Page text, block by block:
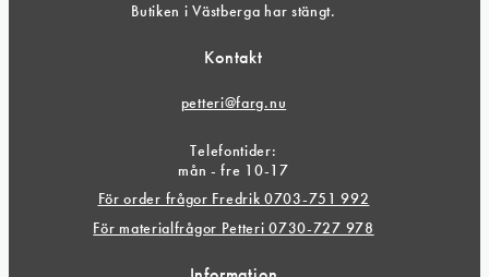
Butiken i Västberga har stängt.
Kontakt
petteri@farg.nu
Telefontider:
mån - fre 10-17
För order frågor Fredrik 0703-751 992
För materialfrågor Petteri 0730-727 978